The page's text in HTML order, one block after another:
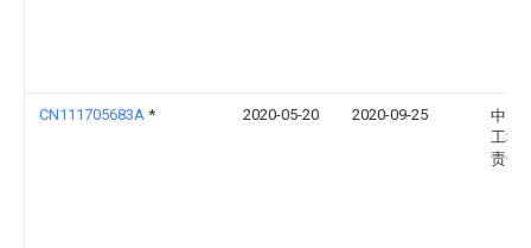
CN111705683A * 2020-05-20 2020-09-25
中国
工程
责任